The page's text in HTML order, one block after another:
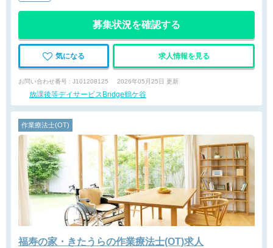
募集状況を確認する
気になる 求人情報を見る
お問い合わせ番号 : J101208125 2026年05月25日 更新
放課後等デイサービスBridge鶴ケ谷
作業療法士(OT)
福寿の家・きたうらの作業療法士(OT)求人